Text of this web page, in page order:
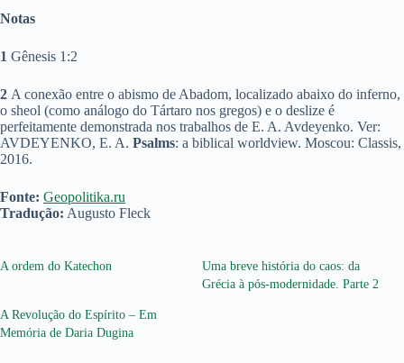
Notas
1 Gênesis 1:2
2 A conexão entre o abismo de Abadom, localizado abaixo do inferno,
o sheol (como análogo do Tártaro nos gregos) e o deslize é
perfeitamente demonstrada nos trabalhos de E. A. Avdeyenko. Ver:
AVDEYENKO, E. A. Psalms: a biblical worldview. Moscou: Classis,
2016.
Fonte: Geopolitika.ru
Tradução: Augusto Fleck
A ordem do Katechon
Uma breve história do caos: da
Grécia à pós-modernidade. Parte 2
A Revolução do Espírito – Em
Memória de Daria Dugina